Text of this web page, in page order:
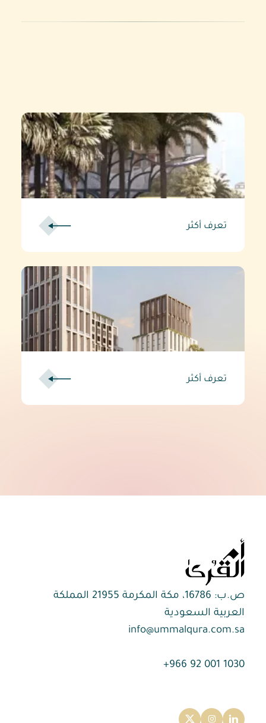
تعرف أكثر
تعرف أكثر
ص.ب: 16786، مكة المكرمة 21955 المملكة
العربية السعودية
info@ummalqura.com.sa
1030 001 92 966+